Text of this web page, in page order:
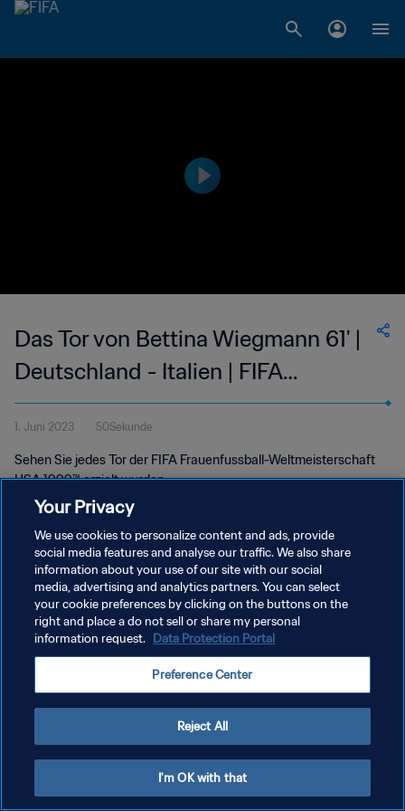
Das Tor von Bettina Wiegmann 61' |
Deutschland - Italien | FIFA
Frauenfussball-Weltmeisterschaft
USA 1999™
1. Juni 2023 50Sekunde
Sehen Sie jedes Tor der FIFA Frauenfussball-Weltmeisterschaft
USA 1999™ erzielt wurden.
DATENSCHUTZ
NUTZUNGSBEDINGUNGEN
COOKIE-EINSTELLUNGEN VERWALTEN
Your Privacy
We use cookies to personalize content and ads, provide
social media features and analyse our traffic. We also share
information about your use of our site with our social
media, advertising and analytics partners. You can select
your cookie preferences by clicking on the buttons on the
right and place a do not sell or share my personal
information request. Data Protection Portal
Preference Center
Reject All
I'm OK with that